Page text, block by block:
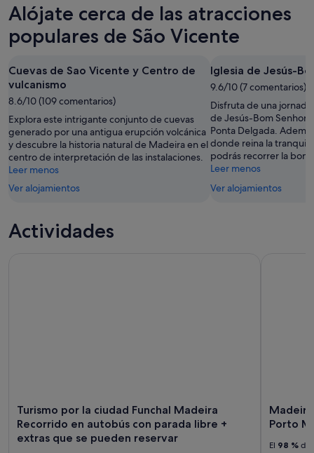
esta
noche,
7
-
8
ago
Vicente
para
mañana
la
noche,
8
ago
-
9
ago
en
São
Vicente
este
fin
de
semana,
7
ago
-
9
ago
Alójate cerca de las atracciones
populares de São Vicente
Cuevas de Sao Vicente y Centro de
vulcanismo
8.6/10 (109 comentarios)
Explora este intrigante conjunto de cuevas
generado por una antigua erupción volcánica
y descubre la historia natural de Madeira en el
centro de interpretación de las instalaciones.
Leer menos
Ver alojamientos
Iglesia de Jesús-
9.6/10 (7 comentarios)
Disfruta de una
de Jesús-Bom Senhor
Ponta Delgada.
donde reina la
podrás recorrer la
Leer menos
Ver alojamientos
Actividades
Turismo por la ciudad Funchal Madeira
Recorrido en autobús con parada libre +
extras que se pueden reservar
Porto
El 98 % de